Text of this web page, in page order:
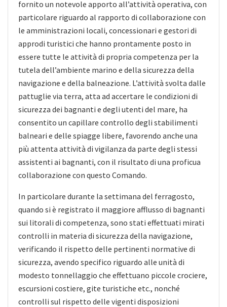
fornito un notevole apporto all’attività operativa, con
particolare riguardo al rapporto di collaborazione con
le amministrazioni locali, concessionari e gestori di
approdi turistici che hanno prontamente posto in
essere tutte le attività di propria competenza per la
tutela dell’ambiente marino e della sicurezza della
navigazione e della balneazione. L’attività svolta dalle
pattuglie via terra, atta ad accertare le condizioni di
sicurezza dei bagnanti e degli utenti del mare, ha
consentito un capillare controllo degli stabilimenti
balneari e delle spiagge libere, favorendo anche una
più attenta attività di vigilanza da parte degli stessi
assistenti ai bagnanti, con il risultato di una proficua
collaborazione con questo Comando.
In particolare durante la settimana del ferragosto,
quando si è registrato il maggiore afflusso di bagnanti
sui litorali di competenza, sono stati effettuati mirati
controlli in materia di sicurezza della navigazione,
verificando il rispetto delle pertinenti normative di
sicurezza, avendo specifico riguardo alle unità di
modesto tonnellaggio che effettuano piccole crociere,
escursioni costiere, gite turistiche etc., nonché
controlli sul rispetto delle vigenti disposizioni